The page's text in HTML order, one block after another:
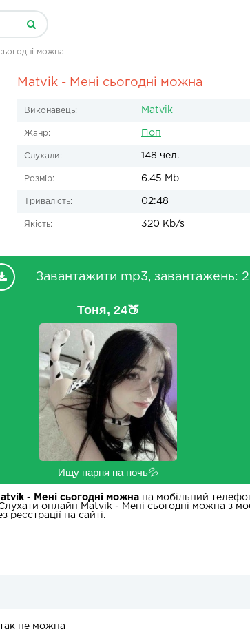
можна
Matvik - Мені сьогодні можна
Виконавець: Matvik
Жанр: Поп
Слухали: 148 чел.
Розмір: 6.45 Mb
Тривалість: 02:48
Якість: 320 Kb/s
Завантажити mp3, завантажень:
Тоня, 24🍑
Ищу парня на ночь💦
- Мені сьогодні можна на мобільний
онлайн Matvik - Мені сьогодні можна з
на сайті.
не можна